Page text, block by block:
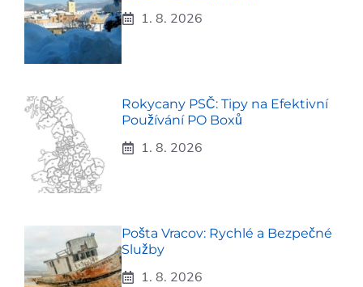
1. 8. 2026
Rokycany PSČ: Tipy na Efektivní
Používání PO Boxů
1. 8. 2026
Pošta Vracov: Rychlé a Bezpečné
Služby
1. 8. 2026